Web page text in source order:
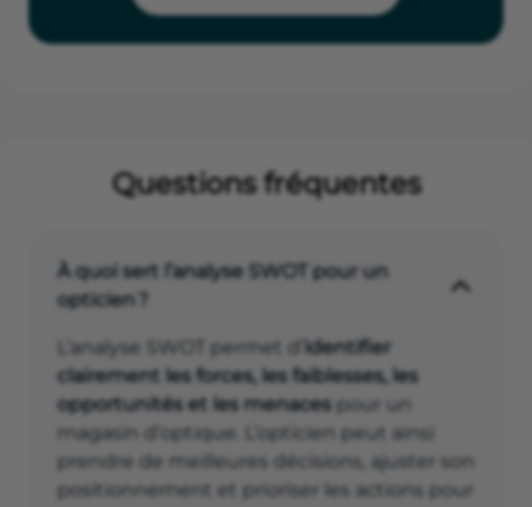
Questions fréquentes
À quoi sert l’analyse SWOT pour un
opticien ?
L’analyse SWOT permet d’ identifier
clairement les forces, les faiblesses, les
opportunités et les menaces pour un
magasin d’optique. L’opticien peut ainsi
prendre de meilleures décisions, ajuster son
positionnement et prioriser les actions pour